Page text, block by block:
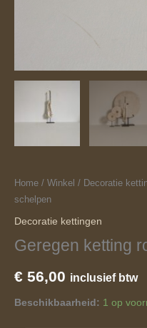
Home / Winkel / Decoratie
schelpen
Decoratie kettingen
Geregen ketting
€ 56,00 inclusief btw
Beschikbaarheid: 1 op